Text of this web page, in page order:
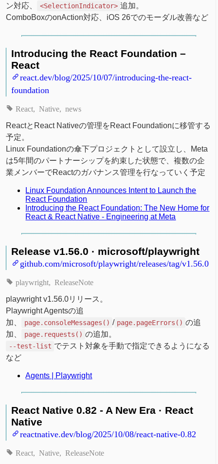
ン対応、 <SelectionIndicator> 追加。
ComboBoxのonAction対応、iOS 26でのモーダル改善など
Introducing the React Foundation –
React
react.dev/blog/2025/10/07/introducing-the-react-
foundation
React Native news
ReactとReact Nativeの管理をReact Foundationに移管する
予定。
Linux Foundationの傘下プロジェクトとして設立し、Meta
は5年間のパートナーシップを約束した状態で、複数の企
業メンバーでReactのガバナンス管理を行なっていく予定
Linux Foundation Announces Intent to Launch the
React Foundation
Introducing the React Foundation: The New Home for
React & React Native - Engineering at Meta
Release v1.56.0 · microsoft/playwright
github.com/microsoft/playwright/releases/tag/v1.56.0
playwright ReleaseNote
playwright v1.56.0リリース。
Playwright Agentsの追
加、
page.consoleMessages() / page.pageErrors() の追
加、
page.requests() の追加。
--test-list でテスト対象を手動で指定できるようになる
など
Agents | Playwright
React Native 0.82 - A New Era · React
Native
reactnative.dev/blog/2025/10/08/react-native-0.82
React Native ReleaseNote